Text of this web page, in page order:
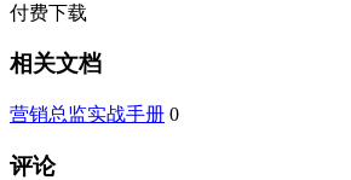
付费下载
相关文档
营销总监实战手册 0
评论